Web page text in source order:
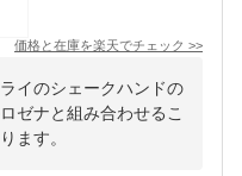
価格と在庫を楽天でチェック >>
イのシェークハンドの
ゼナと組み合わせるこ
ます。